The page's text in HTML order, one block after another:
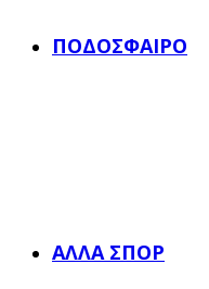
ΠΟΔΌΣΦΑΙΡΟ
ΆΛΛΑ ΣΠΟΡ